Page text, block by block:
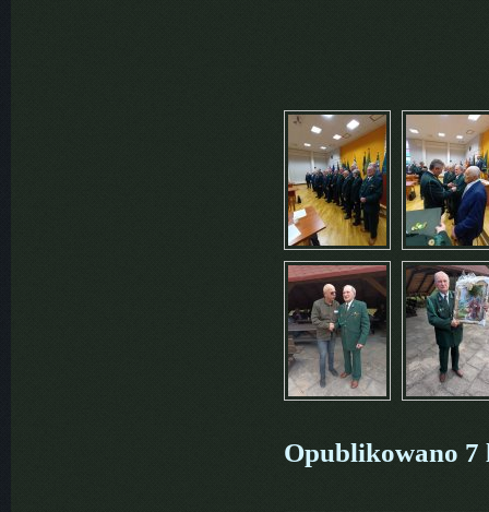
Opublikowano 7